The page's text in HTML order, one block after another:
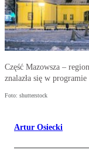
Część Mazowsza –
znalazła się w
Foto: shutterstock
Artur Osiecki